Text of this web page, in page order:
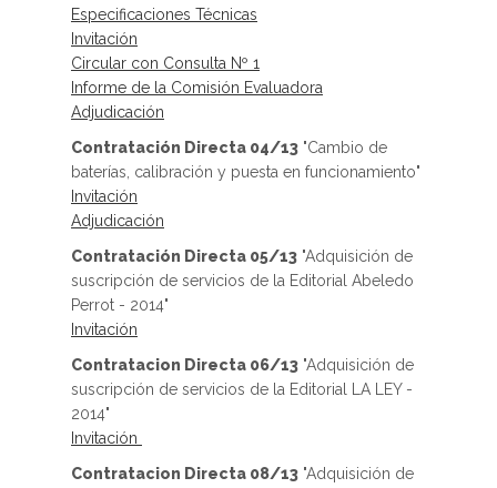
Especificaciones Técnicas
Invitación
Circular con Consulta Nº 1
Informe de la Comisión Evaluadora
Adjudicación
Contratación Directa 04/13 "Cambio de
baterías, calibración y puesta en funcionamiento"
Invitación
Adjudicación
Contratación Directa 05/13 "Adquisición de
suscripción de servicios de la Editorial Abeledo
Perrot - 2014"
Invitación
Contratacion Directa 06/13 "Adquisición de
suscripción de servicios de la Editorial LA LEY -
2014"
Invitación
Contratacion Directa 08/13 "Adquisición de